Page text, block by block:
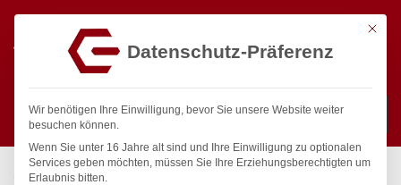
Suchen
Start / Gastronomiebedarf & Gastro Geräte für Profis
Mit
Datenschutz-Präferenz
Wir benötigen Ihre Einwilligung, bevor Sie unsere Website weiter
besuchen können.
Wenn Sie unter 16 Jahre alt sind und Ihre Einwilligung zu optionalen
Services geben möchten, müssen Sie Ihre Erziehungsberechtigten um
Erlaubnis bitten.